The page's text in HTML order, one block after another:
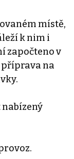
místě,
k nim i
započteno v
příprava na